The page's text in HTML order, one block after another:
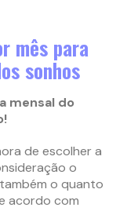
mês para
sonhos
mensal do
de escolher a
o
o quanto
acordo com